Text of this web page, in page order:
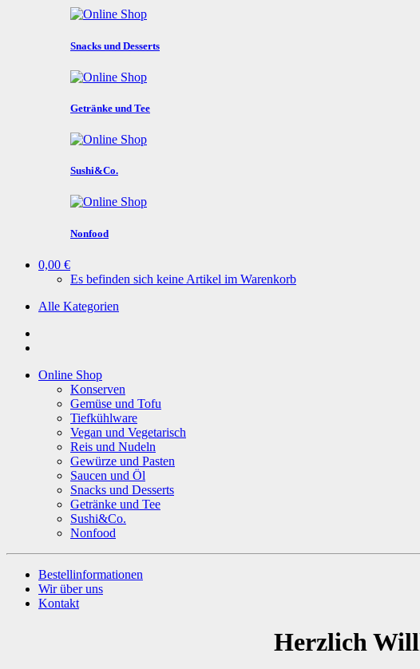
Snacks und Desserts
Getränke und Tee
Sushi&Co.
Nonfood
0,00 €
Es befinden sich keine Artikel im Warenkorb
Alle Kategorien
Online Shop
Konserven
Gemüse und Tofu
Tiefkühlware
Vegan und Vegetarisch
Reis und Nudeln
Gewürze und Pasten
Saucen und Öl
Snacks und Desserts
Getränke und Tee
Sushi&Co.
Nonfood
Bestellinformationen
Wir über uns
Kontakt
Herzlich